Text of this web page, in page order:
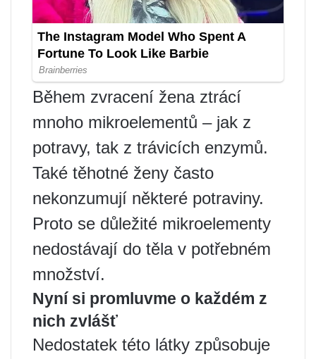
Během zvracení žena ztrácí
mnoho mikroelementů – jak z
potravy, tak z trávicích enzymů.
Také těhotné ženy často
nekonzumují některé potraviny.
Proto se důležité mikroelementy
nedostávají do těla v potřebném
množství.
Nyní si promluvme o každém z
nich zvlášť
Nedostatek této látky způsobuje